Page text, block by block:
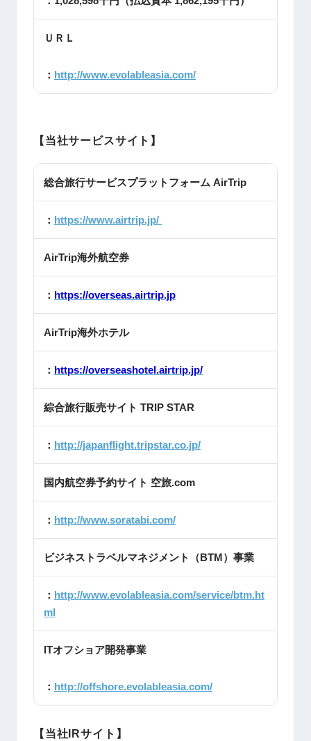
ＵＲＬ
： http://www.evolableasia.com/
【当社サービスサイト】
総合旅行サービスプラットフォーム AirTrip
： https://www.airtrip.jp/
AirTrip海外航空券
： https://overseas.airtrip.jp
AirTrip海外ホテル
： https://overseashotel.airtrip.jp/
綜合旅行販売サイト TRIP STAR
： http://japanflight.tripstar.co.jp/
国内航空券予約サイト 空旅.com
： http://www.soratabi.com/
ビジネストラベルマネジメント（BTM）事業
： http://www.evolableasia.com/service/btm.ht
ml
ITオフショア開発事業
： http://offshore.evolableasia.com/
【当社IRサイト】